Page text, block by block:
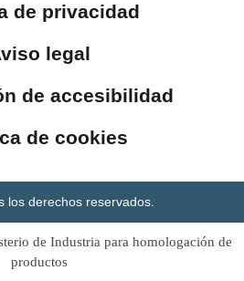
de privacidad
legal
de accesibilidad
de cookies
los derechos reservados.